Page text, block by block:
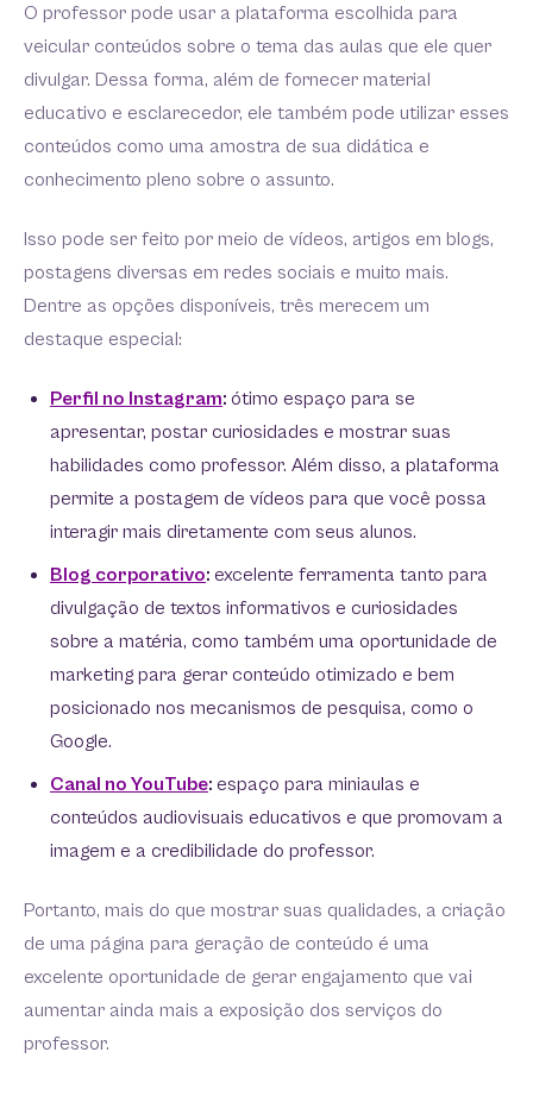
O professor pode usar a plataforma escolhida para
veicular conteúdos sobre o tema das aulas que ele quer
divulgar. Dessa forma, além de fornecer material
educativo e esclarecedor, ele também pode utilizar esses
conteúdos como uma amostra de sua didática e
conhecimento pleno sobre o assunto.
Isso pode ser feito por meio de vídeos, artigos em blogs,
postagens diversas em redes sociais e muito mais.
Dentre as opções disponíveis, três merecem um
destaque especial:
Perfil no Instagram: ótimo espaço para se
apresentar, postar curiosidades e mostrar suas
habilidades como professor. Além disso, a plataforma
permite a postagem de vídeos para que você possa
interagir mais diretamente com seus alunos.
Blog corporativo: excelente ferramenta tanto para
divulgação de textos informativos e curiosidades
sobre a matéria, como também uma oportunidade de
marketing para gerar conteúdo otimizado e bem
posicionado nos mecanismos de pesquisa, como o
Google.
Canal no YouTube: espaço para miniaulas e
conteúdos audiovisuais educativos e que promovam a
imagem e a credibilidade do professor.
Portanto, mais do que mostrar suas qualidades, a criação
de uma página para geração de conteúdo é uma
excelente oportunidade de gerar engajamento que vai
aumentar ainda mais a exposição dos serviços do
professor.